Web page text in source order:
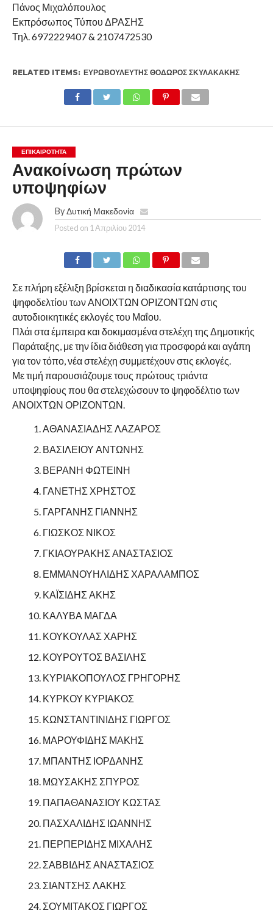
Πάνος Μιχαλόπουλος
Εκπρόσωπος Τύπου ΔΡΑΣΗΣ
Τηλ. 6972229407 & 2107472530
RELATED ITEMS: ΕΥΡΩΒΟΥΛΕΥΤΉΣ ΘΌΔΩΡΟΣ ΣΚΥΛΑΚΆΚΗΣ
ΕΠΙΚΑΙΡΟΤΗΤΑ
Ανακοίνωση πρώτων
υποψηφίων
By Δυτική Μακεδονία
Posted on 1 Απριλίου 2014
Σε πλήρη εξέλιξη βρίσκεται η διαδικασία κατάρτισης του
ψηφοδελτίου των ΑΝΟΙΧΤΩΝ ΟΡΙΖΟΝΤΩΝ στις
αυτοδιοικητικές εκλογές του Μαΐου.
Πλάι στα έμπειρα και δοκιμασμένα στελέχη της Δημοτικής
Παράταξης, με την ίδια διάθεση για προσφορά και αγάπη
για τον τόπο, νέα στελέχη συμμετέχουν στις εκλογές.
Με τιμή παρουσιάζουμε τους πρώτους τριάντα
υποψηφίους που θα στελεχώσουν το ψηφοδέλτιο των
ΑΝΟΙΧΤΩΝ ΟΡΙΖΟΝΤΩΝ.
ΑΘΑΝΑΣΙΑΔΗΣ ΛΑΖΑΡΟΣ
ΒΑΣΙΛΕΙΟΥ ΑΝΤΩΝΗΣ
ΒΕΡΑΝΗ ΦΩΤΕΙΝΗ
ΓΑΝΕΤΗΣ ΧΡΗΣΤΟΣ
ΓΑΡΓΑΝΗΣ ΓΙΑΝΝΗΣ
ΓΙΩΣΚΟΣ ΝΙΚΟΣ
ΓΚΙΑΟΥΡΑΚΗΣ ΑΝΑΣΤΑΣΙΟΣ
ΕΜΜΑΝΟΥΗΛΙΔΗΣ ΧΑΡΑΛΑΜΠΟΣ
ΚΑΪΣΙΔΗΣ ΑΚΗΣ
ΚΑΛΥΒΑ ΜΑΓΔΑ
ΚΟΥΚΟΥΛΑΣ ΧΑΡΗΣ
ΚΟΥΡΟΥΤΟΣ ΒΑΣΙΛΗΣ
ΚΥΡΙΑΚΟΠΟΥΛΟΣ ΓΡΗΓΟΡΗΣ
ΚΥΡΚΟΥ ΚΥΡΙΑΚΟΣ
ΚΩΝΣΤΑΝΤΙΝΙΔΗΣ ΓΙΩΡΓΟΣ
ΜΑΡΟΥΦΙΔΗΣ ΜΑΚΗΣ
ΜΠΑΝΤΗΣ ΙΟΡΔΑΝΗΣ
ΜΩΥΣΑΚΗΣ ΣΠΥΡΟΣ
ΠΑΠΑΘΑΝΑΣΙΟΥ ΚΩΣΤΑΣ
ΠΑΣΧΑΛΙΔΗΣ ΙΩΑΝΝΗΣ
ΠΕΡΠΕΡΙΔΗΣ ΜΙΧΑΛΗΣ
ΣΑΒΒΙΔΗΣ ΑΝΑΣΤΑΣΙΟΣ
ΣΙΑΝΤΣΗΣ ΛΑΚΗΣ
ΣΟΥΜΙΤΑΚΟΣ ΓΙΩΡΓΟΣ